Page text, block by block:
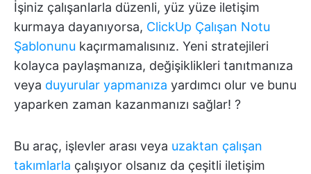
İşiniz çalışanlarla düzenli, yüz yüze iletişim
kurmaya dayanıyorsa, ClickUp Çalışan Notu
Şablonunu kaçırmamalısınız. Yeni stratejileri
kolayca paylaşmanıza, değişiklikleri tanıtmanıza
veya duyurular yapmanıza yardımcı olur ve bunu
yaparken zaman kazanmanızı sağlar! ?
Bu araç, işlevler arası veya uzaktan çalışan
takımlarla çalışıyor olsanız da çeşitli iletişim